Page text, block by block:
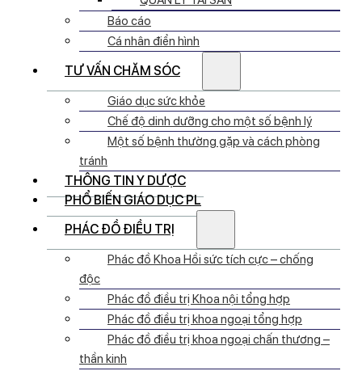
Báo cáo
Cá nhân điển hình
TƯ VẤN CHĂM SÓC
Giáo dục sức khỏe
Chế độ dinh dưỡng cho một số bệnh lý
Một số bệnh thường gặp và cách phòng
tránh
THÔNG TIN Y DƯỢC
PHỔ BIẾN GIÁO DỤC PL
PHÁC ĐỒ ĐIỀU TRỊ
Phác đồ Khoa Hồi sức tích cực – chống
độc
Phác đồ điều trị Khoa nội tổng hợp
Phác đồ điều trị khoa ngoại tổng hợp
Phác đồ điều trị khoa ngoại chấn thương –
thần kinh